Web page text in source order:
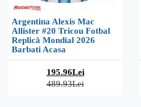
Argentina Alexis Mac
Allister #20 Tricou Fotbal
Replică Mondial 2026
Barbati Acasa
195.96Lei
489.93Lei